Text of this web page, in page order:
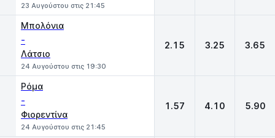
23 Αυγούστου στις 21:45
Μπολόνια
-
Λάτσιο
24 Αυγούστου στις 19:30
2.15 3.25 3.65
Ρόμα
-
Φιορεντίνα
24 Αυγούστου στις 21:45
1.57 4.10 5.90